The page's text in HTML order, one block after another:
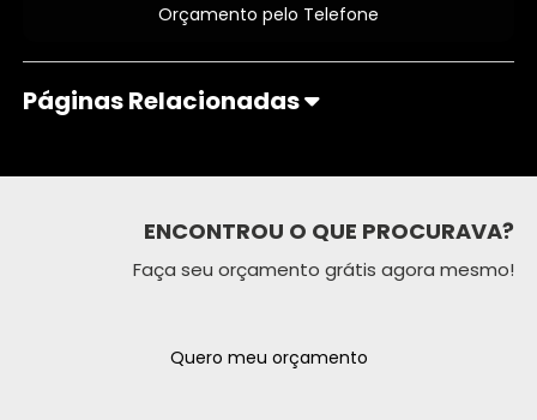
Orçamento pelo Telefone
Páginas Relacionadas
ENCONTROU O QUE PROCURAVA?
Faça seu orçamento grátis agora mesmo!
Quero meu orçamento